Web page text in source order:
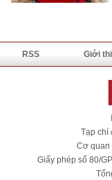
RSS Giới
Tạp chí
Cơ quan
Giấy phép số 80/